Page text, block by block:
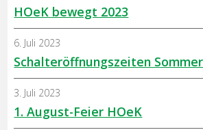
HOeK bewegt 2023
Schalteröffnungszeiten
6. Juli 2023
1. August-Feier HOeK
3. Juli 2023